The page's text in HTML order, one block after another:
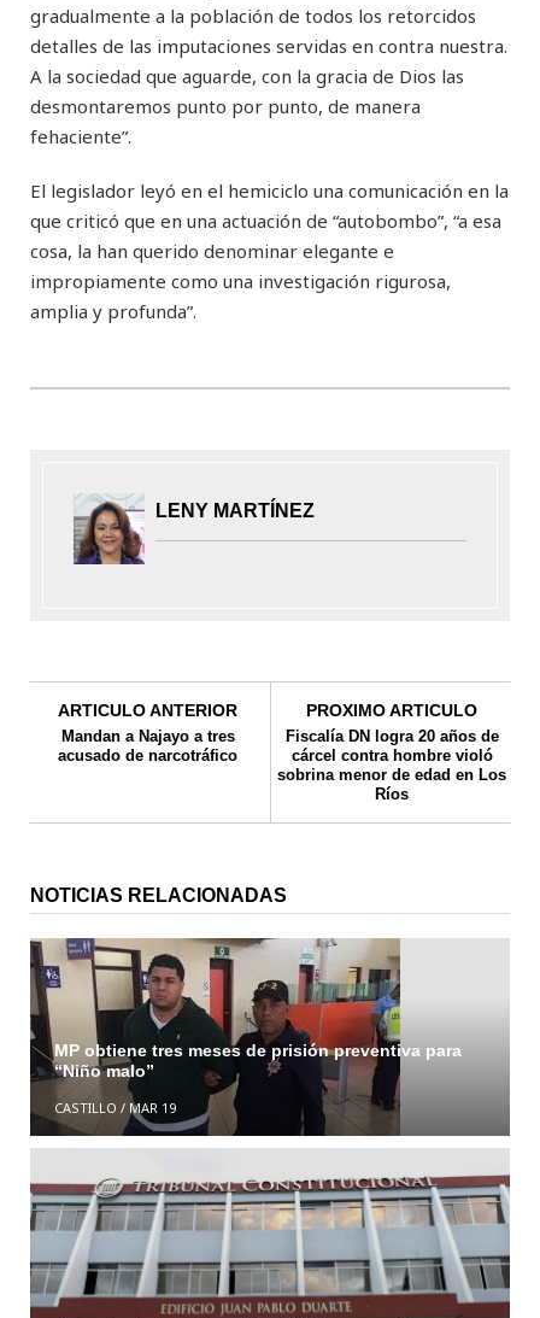
gradualmente a la población de todos los retorcidos
detalles de las imputaciones servidas en contra nuestra.
A la sociedad que aguarde, con la gracia de Dios las
desmontaremos punto por punto, de manera
fehaciente”.
El legislador leyó en el hemiciclo una comunicación en la
que criticó que en una actuación de “autobombo”, “a esa
cosa, la han querido denominar elegante e
impropiamente como una investigación rigurosa,
amplia y profunda”.
LENY MARTÍNEZ
ARTICULO ANTERIOR
Mandan a Najayo a tres
acusado de narcotráfico
PROXIMO ARTICULO
Fiscalía DN logra 20 años de
cárcel contra hombre violó
sobrina menor de edad en Los
Ríos
NOTICIAS RELACIONADAS
MP obtiene tres meses de prisión preventiva para
“Niño malo”
CASTILLO / MAR 19